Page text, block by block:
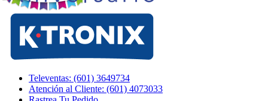
Televentas: (601) 3649734
Atención al Cliente: (601) 4073033